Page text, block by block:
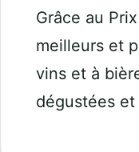
Grâce au
meilleurs et
vins et à
dégustées